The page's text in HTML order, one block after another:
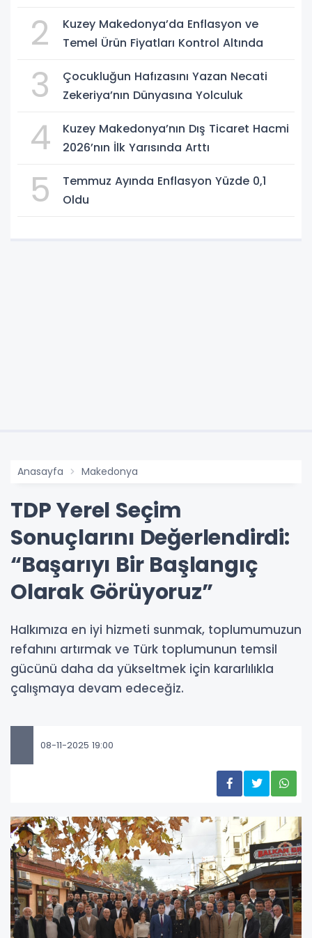
2
Kuzey Makedonya’da Enflasyon ve
Temel Ürün Fiyatları Kontrol Altında
3
Çocukluğun Hafızasını Yazan Necati
Zekeriya’nın Dünyasına Yolculuk
4
Kuzey Makedonya’nın Dış Ticaret Hacmi
2026’nın İlk Yarısında Arttı
5
Temmuz Ayında Enflasyon Yüzde 0,1
Oldu
Anasayfa Makedonya
TDP Yerel Seçim
Sonuçlarını Değerlendirdi:
“Başarıyı Bir Başlangıç
Olarak Görüyoruz”
Halkımıza en iyi hizmeti sunmak, toplumumuzun
refahını artırmak ve Türk toplumunun temsil
gücünü daha da yükseltmek için kararlılıkla
çalışmaya devam edeceğiz.
08-11-2025 19:00